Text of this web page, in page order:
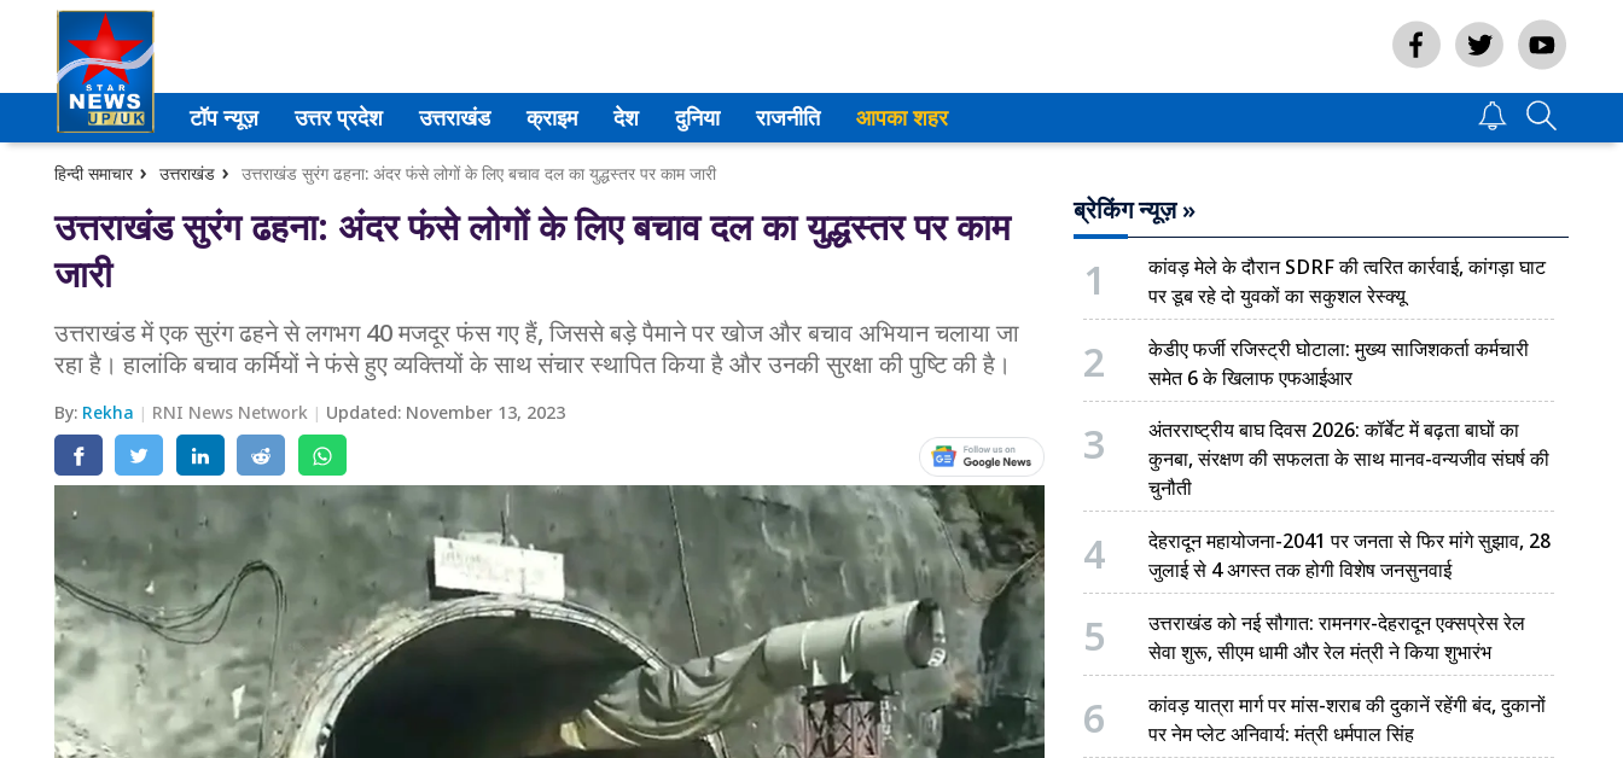
टॉप न्यूज़ उत्तर प्रदेश उत्तराखंड क्राइम देश दुनिया राजनीति आपका शहर
हिन्दी समाचार उत्तराखंड उत्तराखंड सुरंग ढहना: अंदर फंसे लोगों के लिए बचाव दल का युद्धस्तर पर काम जारी
उत्तराखंड सुरंग ढहना: अंदर फंसे लोगों के लिए बचाव दल का युद्धस्तर पर काम
जारी
उत्तराखंड में एक सुरंग ढहने से लगभग 40 मजदूर फंस गए हैं, जिससे बड़े पैमाने पर खोज और बचाव अभियान चलाया जा
रहा है। हालांकि बचाव कर्मियों ने फंसे हुए व्यक्तियों के साथ संचार स्थापित किया है और उनकी सुरक्षा की पुष्टि की है।
By: Rekha RNI News Network Updated: November 13, 2023
ब्रेकिंग न्यूज़ »
1
कांवड़ मेले के दौरान SDRF की त्वरित कार्रवाई, कांगड़ा घाट
पर डूब रहे दो युवकों का सकुशल रेस्क्यू
2
केडीए फर्जी रजिस्ट्री घोटाला: मुख्य साजिशकर्ता कर्मचारी
समेत 6 के खिलाफ एफआईआर
3
अंतरराष्ट्रीय बाघ दिवस 2026: कॉर्बेट में बढ़ता बाघों का
कुनबा, संरक्षण की सफलता के साथ मानव-वन्यजीव संघर्ष की
चुनौती
4
देहरादून महायोजना-2041 पर जनता से फिर मांगे सुझाव, 28
जुलाई से 4 अगस्त तक होगी विशेष जनसुनवाई
5
उत्तराखंड को नई सौगात: रामनगर-देहरादून एक्सप्रेस रेल
सेवा शुरू, सीएम धामी और रेल मंत्री ने किया शुभारंभ
6
कांवड़ यात्रा मार्ग पर मांस-शराब की दुकानें रहेंगी बंद, दुकानों
पर नेम प्लेट अनिवार्य: मंत्री धर्मपाल सिंह
उत्तर प्रदेश
अमेठी
आगरा
कानपुर
मेरठ
लखनऊ
उत्तराखंड
अल्मोड़ा
चंपावत
चमोली
देहरादून
नैनीताल